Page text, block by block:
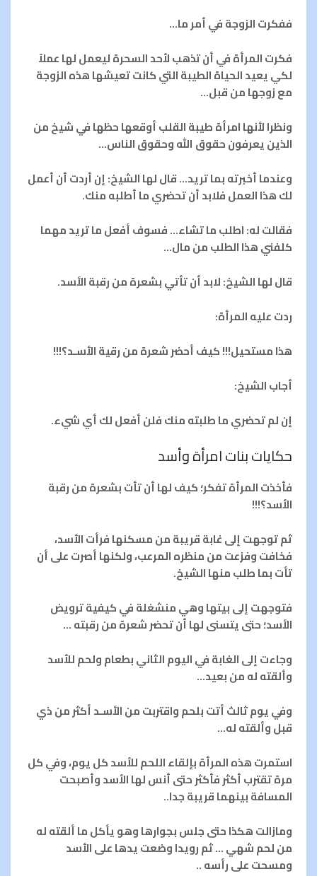
ففكرت الزوجة في أمر ما…
فكرت المرأة في أن تذهب لأحد السحرة ليعمل لها عملاً
لكي يعيد الحياة الطيبة التي كانت تعيشها هذه الزوجة
مع زوجها من قبل…
ونظرا لأنها امرأة طيبة القلب أوقعها حظها في شيخ من
الذين يعرفون حقوق الله وحقوق الناس…
وعندما أخبرته بما تريد… قال لها الشيخ: إن أردت أن أعمل
لك هذا العمل فلابد أن تحضري ما أطلبه منك.
فقالت له: اطلب ما تشاء… فسوف أفعل ما تريد مهما
كلفني هذا الطلب من مال…
قال لها الشيخ: لابد أن تأتي بشعرة من رقبة الأسد.
ردت عليه المرأة:
هذا مستحيل!!! كيف أحضر شعرة من رقية الأسـد؟!!!
أجاب الشيخ:
إن لم تحضري ما طلبته منك فلن أفعل لك أي شيء.
حكايات بنات امرأة وأسد
فأخذت المرأة تفكر؛ كيف لها أن تأت بشعرة من رقبة
الأسد؟!!!
ثم توجهت إلى غابة قريبة من مسكنها فرأت الأسد،
فخافت وفزعت من منظره المرعب، ولكنها أصرت على أن
تأت بما طلب منها الشيخ.
فتوجهت إلى بيتها وهي منشغلة في كيفية ترويض
الأسد؛ حتى يتسنى لها أن تحضر شعرة من رقبته …
وجاءت إلى الغابة في اليوم الثاني بطعام ولحم للأسد
وألقته له من بعيد…
وفي يوم ثالث أتت بلحم واقتربت من الأسـد أكثر من ذي
قبل وألقته له…
استمرت هذه المرأة بإلقاء اللحم للأسد كل يوم، وفي كل
مرة تقترب أكثر فأكثر حتى أنس لها الأسد وأصبحت
المسافة بينهما قريبة جدا..
ومازالت هكذا حتى جلس بجوارها وهو يأكل ما ألقته له
من لحم شهي … ثم رويدا وضعت يدها على الأسد
ومسحت على رأسه ..